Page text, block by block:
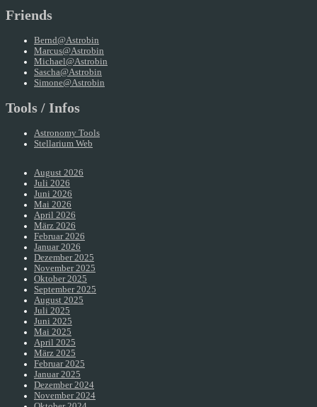
Friends
Bernd@Astrobin
Marcus@Astrobin
Michael@Astrobin
Sascha@Astrobin
Simone@Astrobin
Tools / Infos
Astronomy Tools
Stellarium Web
August 2026
Juli 2026
Juni 2026
Mai 2026
April 2026
März 2026
Februar 2026
Januar 2026
Dezember 2025
November 2025
Oktober 2025
September 2025
August 2025
Juli 2025
Juni 2025
Mai 2025
April 2025
März 2025
Februar 2025
Januar 2025
Dezember 2024
November 2024